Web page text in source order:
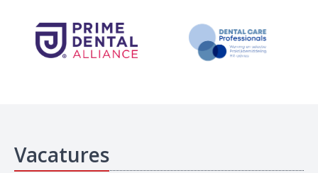
Vacatures